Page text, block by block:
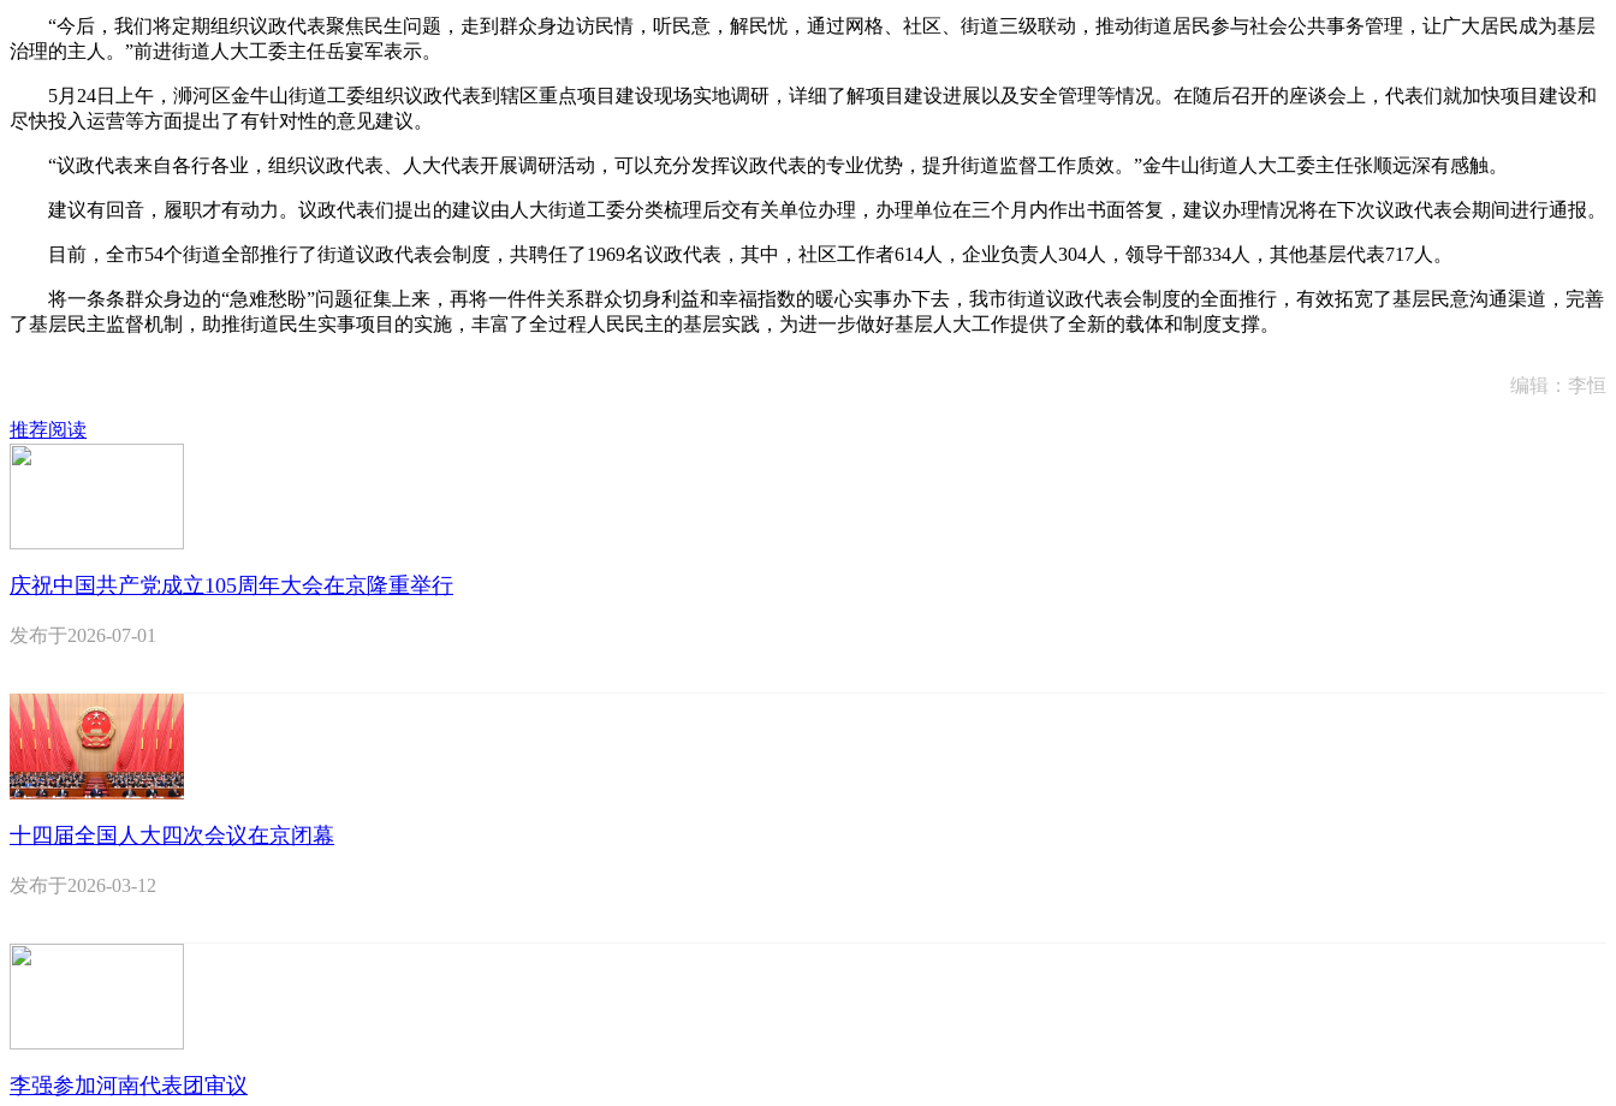
“今后，我们将定期组织议政代表聚焦民生问题，走到群众身边访民情，听民意，解民忧，通过网格、社区、街道三级联动，推动街道居民参与社会公共事务管理，让广大居民成为基层
治理的主人。”前进街道人大工委主任岳宴军表示。
5月24日上午，浉河区金牛山街道工委组织议政代表到辖区重点项目建设现场实地调研，详细了解项目建设进展以及安全管理等情况。在随后召开的座谈会上，代表们就加快项目建设和
尽快投入运营等方面提出了有针对性的意见建议。
“议政代表来自各行各业，组织议政代表、人大代表开展调研活动，可以充分发挥议政代表的专业优势，提升街道监督工作质效。”金牛山街道人大工委主任张顺远深有感触。
建议有回音，履职才有动力。议政代表们提出的建议由人大街道工委分类梳理后交有关单位办理，办理单位在三个月内作出书面答复，建议办理情况将在下次议政代表会期间进行通报。
目前，全市54个街道全部推行了街道议政代表会制度，共聘任了1969名议政代表，其中，社区工作者614人，企业负责人304人，领导干部334人，其他基层代表717人。
将一条条群众身边的“急难愁盼”问题征集上来，再将一件件关系群众切身利益和幸福指数的暖心实事办下去，我市街道议政代表会制度的全面推行，有效拓宽了基层民意沟通渠道，完善
了基层民主监督机制，助推街道民生实事项目的实施，丰富了全过程人民民主的基层实践，为进一步做好基层人大工作提供了全新的载体和制度支撑。
编辑：李恒
推荐阅读
庆祝中国共产党成立105周年大会在京隆重举行
发布于2026-07-01
十四届全国人大四次会议在京闭幕
发布于2026-03-12
李强参加河南代表团审议